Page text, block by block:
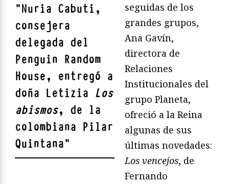
"Nuria Cabuti,
consejera
delegada del
Penguin Random
House, entregó a
doña Letizia Los
abismos, de la
colombiana Pilar
Quintana"
seguidas de los
grandes grupos,
Ana Gavín,
directora de
Relaciones
Institucionales del
grupo Planeta,
ofreció a la Reina
algunas de sus
últimas novedades:
Los vencejos, de
Fernando